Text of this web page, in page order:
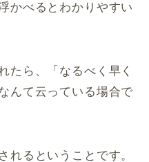
かべるとわかりやすい
たら、「なるべく早く
んて云っている場合で
れるということです。